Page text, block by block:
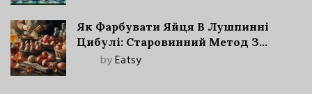
Як Фарбувати Яйця В Лушпинні
Цибулі: Старовинний Метод З
Сучасними Нюансами
byEatsy